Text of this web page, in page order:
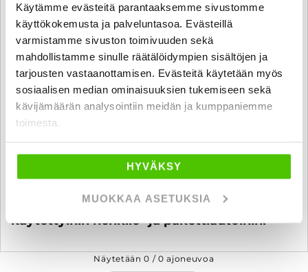
Käytämme evästeitä parantaaksemme sivustomme
käyttökokemusta ja palveluntasoa. Evästeillä
varmistamme sivuston toimivuuden sekä
mahdollistamme sinulle räätälöidympien sisältöjen ja
tarjousten vastaanottamisen. Evästeitä käytetään myös
sosiaalisen median ominaisuuksien tukemiseen sekä
kävijämäärän analysointiin meidän ja kumppaniemme
toimesta.
HYVÄKSY
MUOKKAA ASETUKSIA
6 kk koroton ja kuluton maksuaika
käytettyihin henkilö- ja pakettiautoihin!
Näytetään0 /0 ajoneuvoa